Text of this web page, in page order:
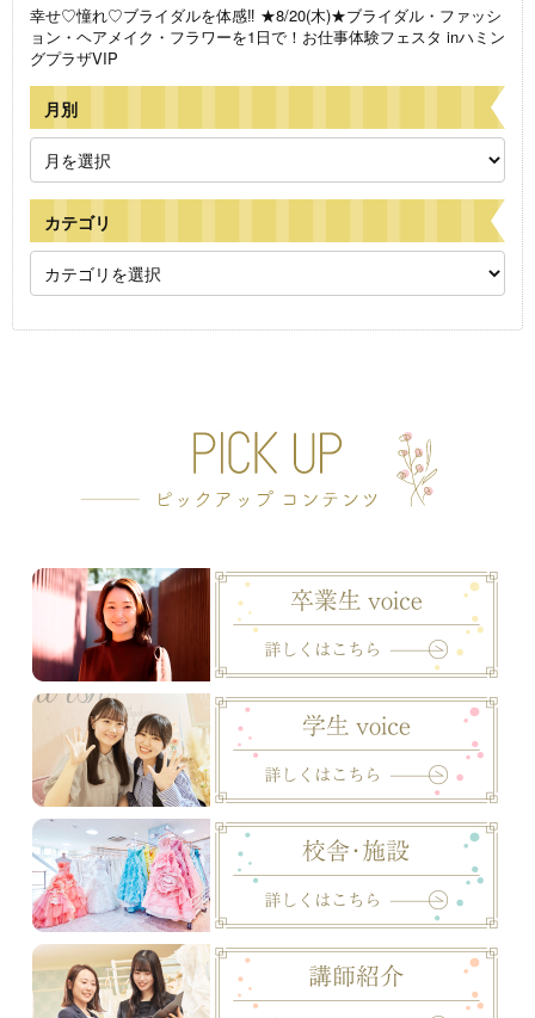
幸せ♡憧れ♡ブライダルを体感‼ ★8/20(木)★ブライダル・ファッシ
ョン・ヘアメイク・フラワーを1日で！お仕事体験フェスタ inハミン
グプラザVIP
月別
カテゴリ